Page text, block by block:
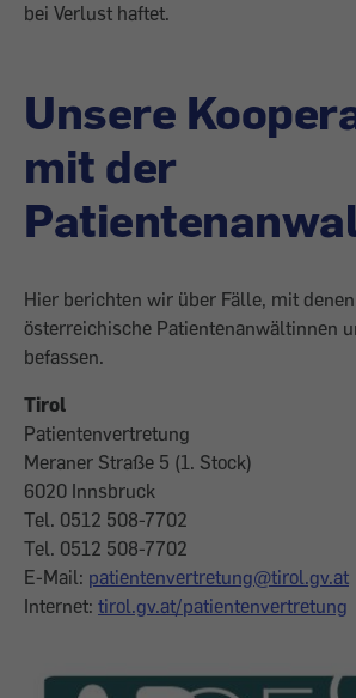
bei Verlust haftet.
Unsere
mit der
Hier berichten wir über Fälle, mit
österreichische Patientenanwältinnen
befassen.
Tirol
Patientenvertretung
Meraner Straße 5 (1. Stock)
6020 Innsbruck
Tel. 0512 508-7702
Tel. 0512 508-7702
E-Mail: patientenvertretung@tirol.gv.at
Internet: tirol.gv.at/patientenvertretung